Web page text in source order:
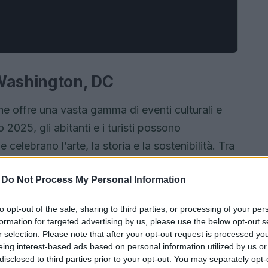
Do Not Process My Personal Information
opt-out of the sale, sharing to third parties, or processing of your
for targeted advertising by us, please use the below opt-out
selection. Please note that after your opt-out request is processed
interest-based ads based on personal information utilized by us
to third parties prior to your opt-out. You may separately
DC
offre una vasta gamma di eventi culturali e
2025, gli abitanti e i turisti possono
celebrano l’arte, la storia e la sostenibilità. Tra
innovazione e azioni concrete per affrontare
settimana, si svolgeranno numerosi incontri,
a sensibilizzare la comunità sui temi della